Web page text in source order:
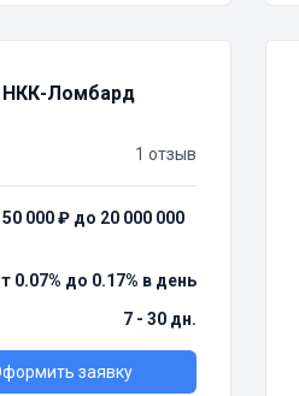
НКК-Ломбард
1 отзыв
50 000 ₽ до 20 000 000
0.07% до 0.17% в день
7 - 30 дн.
заявку